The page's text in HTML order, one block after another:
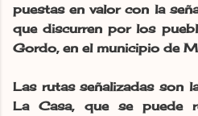
puestas en valor con la
que discurren por los
Gordo, en el municipio de
Las rutas señalizadas son
La Casa, que se puede